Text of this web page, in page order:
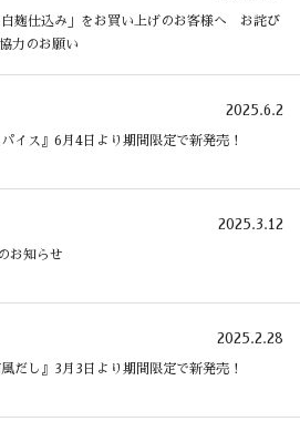
白麹仕込み」をお買い上げのお客様へ お詫び
力のお願い
2025.6.2
パイス』6月4日より期間限定で新発売！
2025.3.12
お知らせ
2025.2.28
風だし』3月3日より期間限定で新発売！